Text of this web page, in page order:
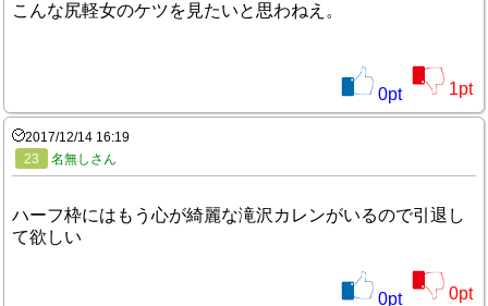
こんな尻軽女のケツを見たいと思わねえ。
0pt 1pt
2017/12/14 16:19
23
名無しさん
ハーフ枠にはもう心が綺麗な滝沢カレンがいるので引退し
て欲しい
0pt 0pt